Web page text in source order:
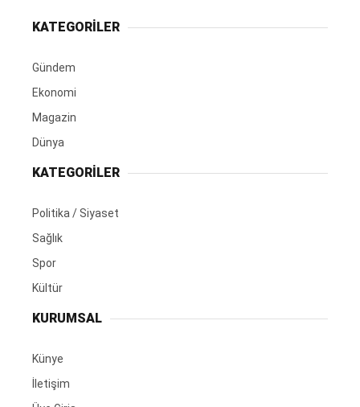
KATEGORİLER
Gündem
Ekonomi
Magazin
Dünya
KATEGORİLER
Politika / Siyaset
Sağlık
Spor
Kültür
KURUMSAL
Künye
İletişim